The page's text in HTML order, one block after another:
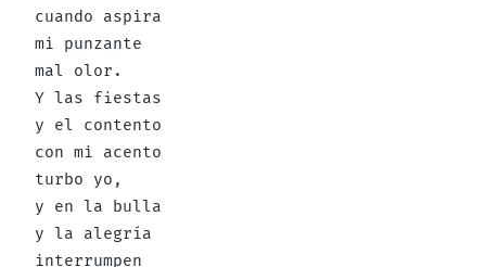
cuando aspira
mi punzante
mal olor.
Y las fiestas
y el contento
con mi acento
turbo yo,
y en la bulla
y la alegría
interrumpen